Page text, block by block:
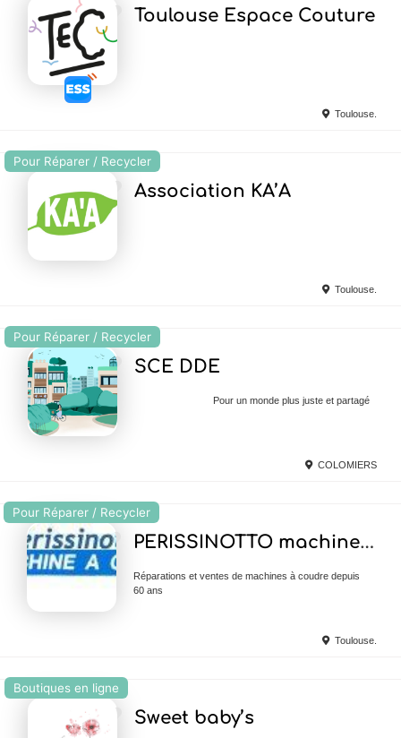
Toulouse Espace Couture
Toulouse.
Pour Réparer / Recycler
Association KA’A
Toulouse.
Pour Réparer / Recycler
SCE DDE
Pour un monde plus juste et partagé
COLOMIERS
Pour Réparer / Recycler
PERISSINOTTO machines à coudre
Réparations et ventes de machines à coudre depuis
60 ans
Toulouse.
Boutiques en ligne
Sweet baby’s